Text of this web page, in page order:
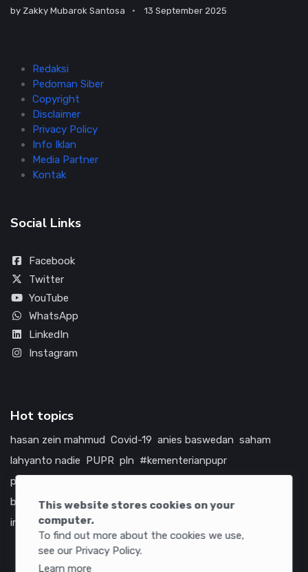
This website stores cookies on your
computer.
To find out more about the cookies we use,
see our Privacy Policy.
Learn more
by Zakky Mubarok Santosa 13 September 2025
Redaksi
Pedoman Siber
Copyright
Disclaimer
Privacy Policy
Info Iklan
Media Partner
Kontak
Social Links
Facebook
Twitter
YouTube
WhatsApp
LinkedIn
Instagram
Hot topics
hasan zein mahmud Covid-19 anies baswedan saham
lahyanto nadie PUPR pln #kementerianpupr
prabowo subianto
bumn
jasa marga jtts china tol amerika serikat
infrastruktur